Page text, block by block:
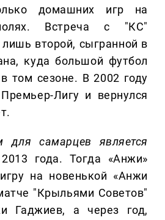
домашних игр на
Встреча с "КС"
лишь второй, сыгранной в
куда большой футбол
том сезоне. В 2002 году
Лигу и вернулся
для самарцев является
года. Тогда «Анжи»
на новенькой «Анжи
"Крыльями Советов"
Гаджиев, а через год,